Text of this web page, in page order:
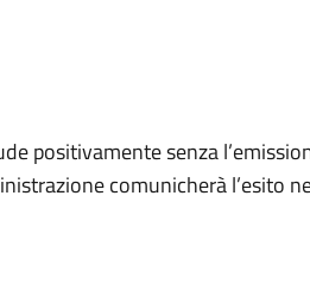
positivamente senza
comunicherà l’esito